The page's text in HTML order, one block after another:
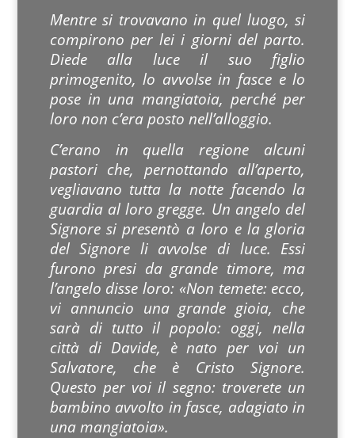
Mentre si trovavano in quel luogo, si
compirono per lei i giorni del parto.
Diede alla luce il suo figlio
primogenito, lo avvolse in fasce e lo
pose in una mangiatoia, perché per
loro non c’era posto nell’alloggio.
C’erano in quella regione alcuni
pastori che, pernottando all’aperto,
vegliavano tutta la notte facendo la
guardia al loro gregge. Un angelo del
Signore si presentò a loro e la gloria
del Signore li avvolse di luce. Essi
furono presi da grande timore, ma
l’angelo disse loro: «Non temete: ecco,
vi annuncio una grande gioia, che
sarà di tutto il popolo: oggi, nella
città di Davide, è nato per voi un
Salvatore, che è Cristo Signore.
Questo per voi il segno: troverete un
bambino avvolto in fasce, adagiato in
una mangiatoia».